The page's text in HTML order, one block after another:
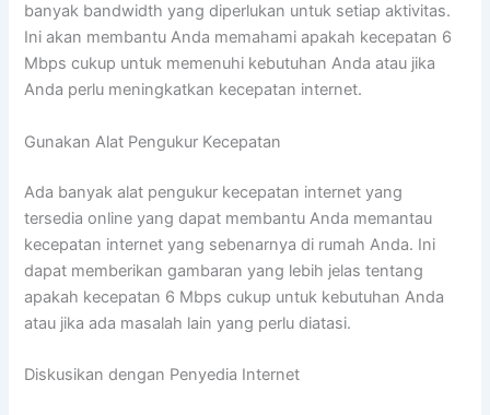
banyak bandwidth yang diperlukan untuk setiap aktivitas.
Ini akan membantu Anda memahami apakah kecepatan 6
Mbps cukup untuk memenuhi kebutuhan Anda atau jika
Anda perlu meningkatkan kecepatan internet.
Gunakan Alat Pengukur Kecepatan
Ada banyak alat pengukur kecepatan internet yang
tersedia online yang dapat membantu Anda memantau
kecepatan internet yang sebenarnya di rumah Anda. Ini
dapat memberikan gambaran yang lebih jelas tentang
apakah kecepatan 6 Mbps cukup untuk kebutuhan Anda
atau jika ada masalah lain yang perlu diatasi.
Diskusikan dengan Penyedia Internet